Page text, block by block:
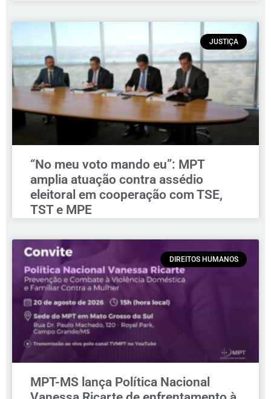
JUSTIÇA
“No meu voto mando eu”: MPT
amplia atuação contra assédio
eleitoral em cooperação com TSE,
TST e MPE
DIREITOS HUMANOS
MPT-MS lança Política Nacional